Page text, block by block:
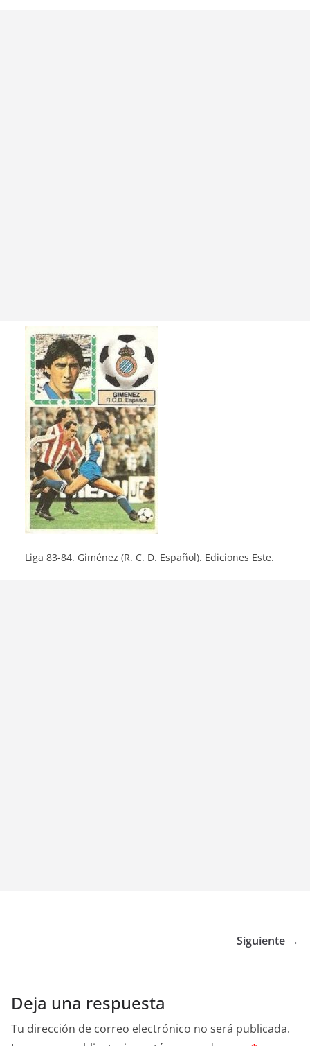
Liga 83-84. Giménez (R. C. D. Español). Ediciones Este.
Siguiente →
Deja una respuesta
Tu dirección de correo electrónico no será publicada.